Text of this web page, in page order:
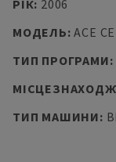
РІК: 2006
МОДЕЛЬ:ACE
ТИП ПРОГРАМИ:
ТИП МАШИНИ: